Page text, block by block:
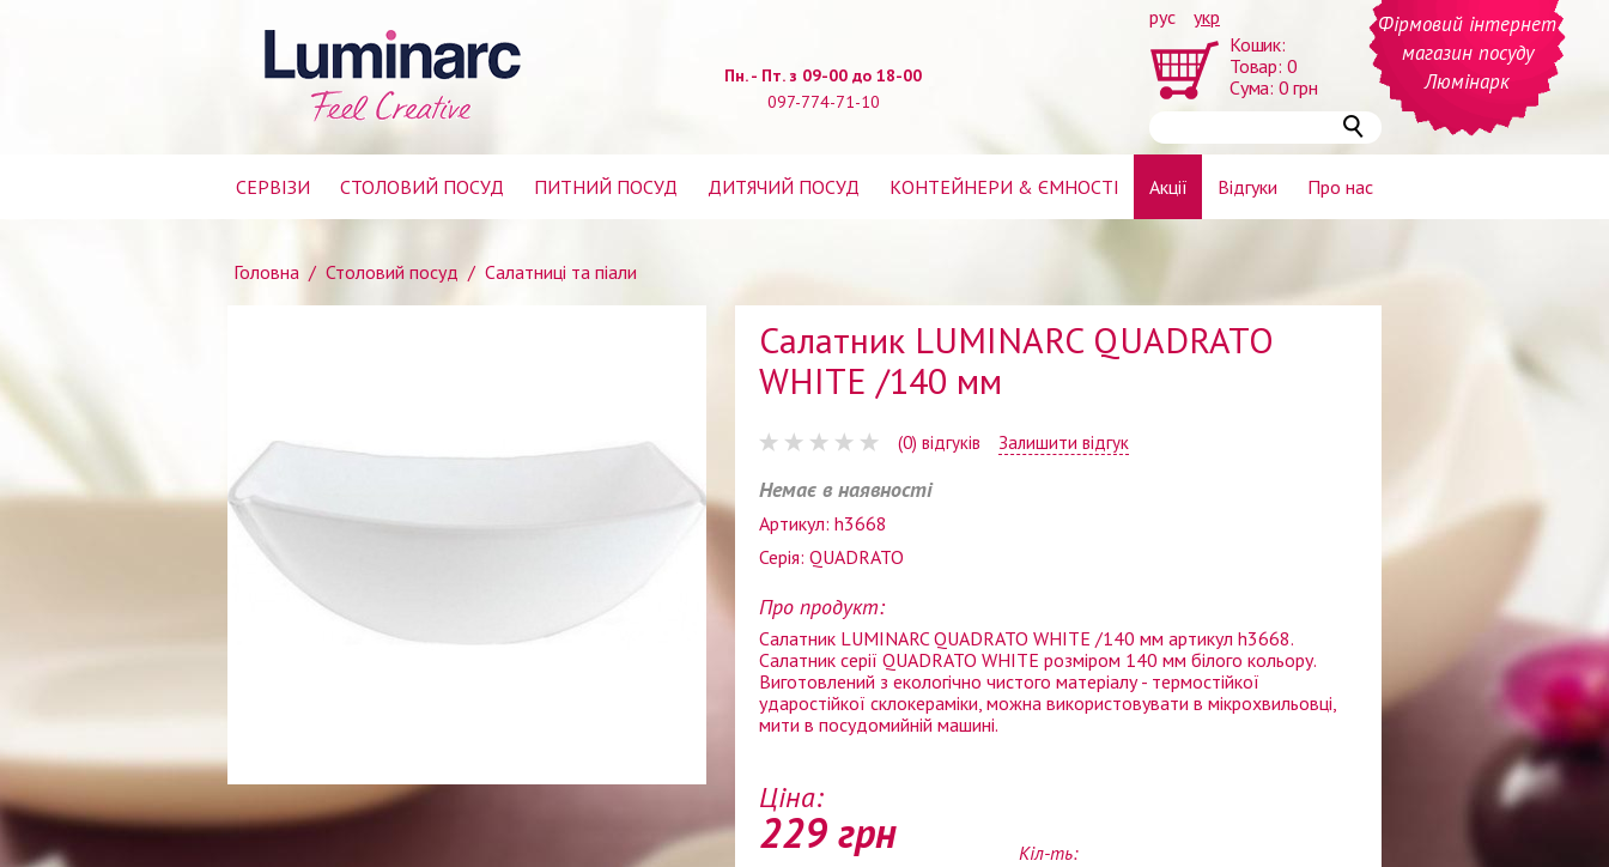
рус
укр
Кошик:
Товар: 0
Сума: 0 грн
Пн. - Пт. з 09-00 до 18-00
097-774-71-10
Фірмовий інтернет
магазин посуду
Люмінарк
СЕРВІЗИ СТОЛОВИЙ ПОСУД ПИТНИЙ ПОСУД ДИТЯЧИЙ ПОСУД КОНТЕЙНЕРИ & ЄМНОСТІ Акції Відгуки Про нас
Головна / Столовий посуд / Салатниці та піали
Салатник LUMINARC QUADRATO
WHITE /140 мм
(0) відгуків Залишити відгук
Немає в наявності
Артикул: h3668
Серія: QUADRATO
Про продукт:
Салатник LUMINARC QUADRATO WHITE /140 мм артикул h3668.
Салатник серії QUADRATO WHITE розміром 140 мм білого кольору.
Виготовлений з екологічно чистого матеріалу - термостійкої
ударостійкої склокераміки, можна використовувати в мікрохвильовці,
мити в посудомийній машині.
Ціна:
229 грн Кіл-ть: